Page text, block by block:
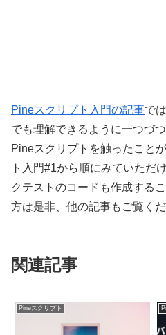
Pineスクリプト入門の記事で
でも理解できるように一つづ
Pineスクリプトを触ったこと
ト入門#1から順にみていただ
クテストのコードも作成する
方は是非、他の記事もご覧くだ
関連記事
Pineスクリプト